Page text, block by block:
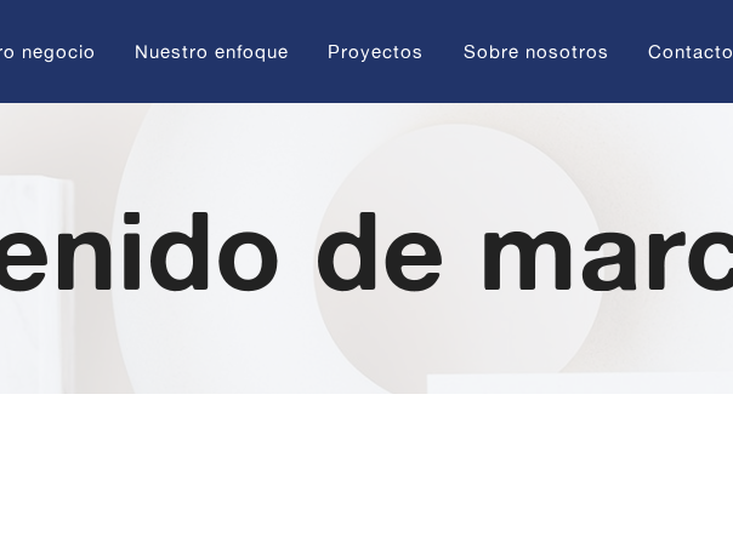
negocio Nuestro enfoque Proyectos Sobre nosotros Contacto
de